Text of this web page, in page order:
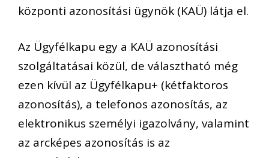
központi azonosítási ügynök (KAÜ) látja el.
Az Ügyfélkapu egy a KAÜ azonosítási
szolgáltatásai közül, de választható még
ezen kívül az Ügyfélkapu+ (kétfaktoros
azonosítás), a telefonos azonosítás, az
elektronikus személyi igazolvány, valamint
az arcképes azonosítás is az